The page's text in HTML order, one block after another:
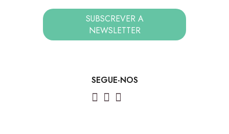
SUBSCREVER A
NEWSLETTER
SEGUE-NOS